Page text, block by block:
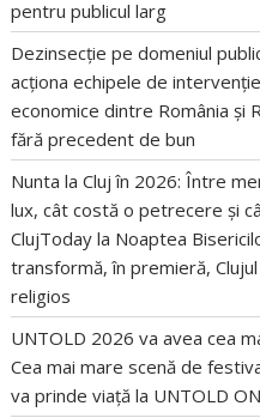
pentru publicul larg
Dezinsecție pe domeniul
acționa echipele de
economice dintre România și
fără precedent de bun
Nunta la Cluj în 2026: Între
lux, cât costă o petrecere și
ClujToday la Noaptea
transformă, în premieră,
religios
UNTOLD 2026 va avea cea
Cea mai mare scenă de
va prinde viață la UNTOLD